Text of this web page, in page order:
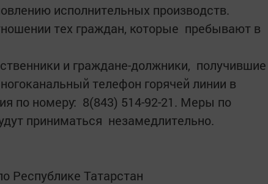
исполнительных производств.
тех граждан, которые пребывают в
и граждане-должники, получившие
телефон горячей линии в
по номеру: 8(843) 514-92-21. Меры по
приниматься незамедлительно.
Республике Татарстан